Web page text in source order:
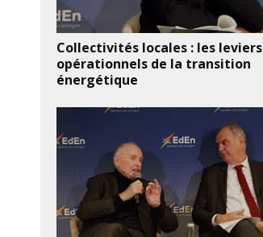
Collectivités locales : les leviers
opérationnels de la transition
énergétique